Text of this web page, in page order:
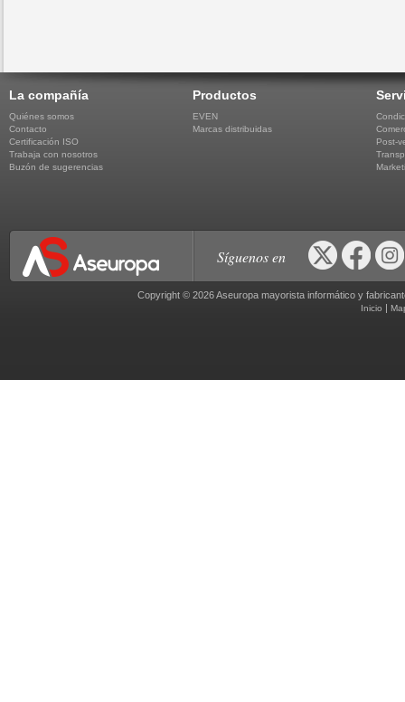
La compañía
Quiénes somos
Contacto
Certificación ISO
Trabaja con nosotros
Buzón de sugerencias
Productos
EVEN
Marcas distribuidas
Post-
Síguenos en
Copyright © 2026 Aseuropa mayorista informático y
Inicio |